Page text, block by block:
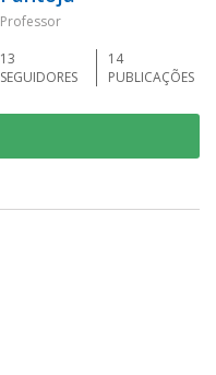
Professor
13
SEGUIDORES
14
PUBLICAÇÕES